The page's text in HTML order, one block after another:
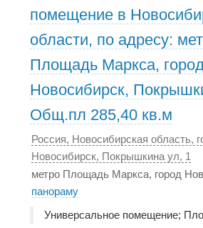
помещение в
области, по адресу:
Площадь Маркса,
Новосибирск,
Общ.пл 285,40 кв.м
Россия, Новосибирская область,
Новосибирск, Покрышкина ул, 1
метро Площадь Маркса, город
панораму
Универсальное помещение;